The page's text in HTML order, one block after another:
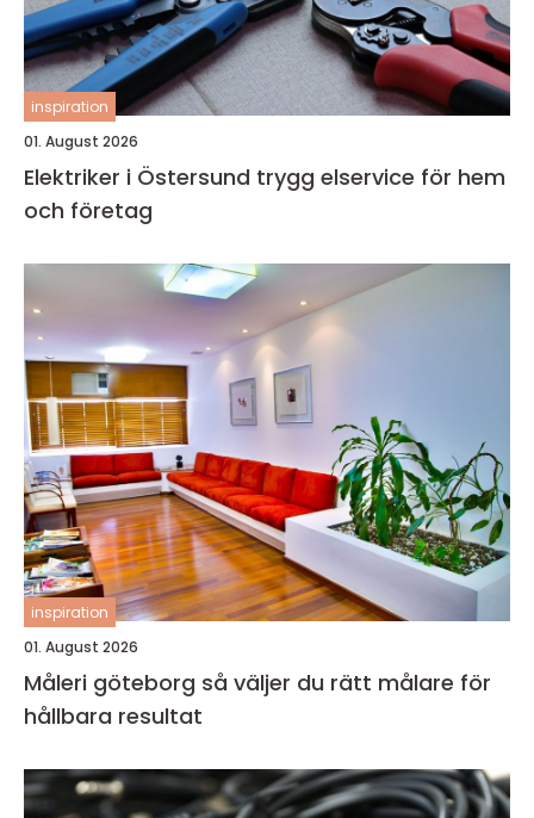
inspiration
01. August 2026
Elektriker i Östersund trygg elservice för hem
och företag
inspiration
01. August 2026
Måleri göteborg så väljer du rätt målare för
hållbara resultat